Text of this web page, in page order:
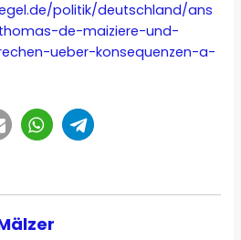
politik/deutschland/ans
de-maiziere-und-
ueber-konsequenzen-a-